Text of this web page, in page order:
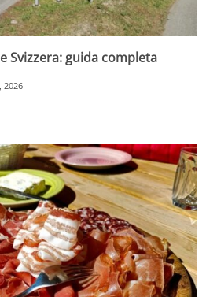
Svizzera: guida completa
2026